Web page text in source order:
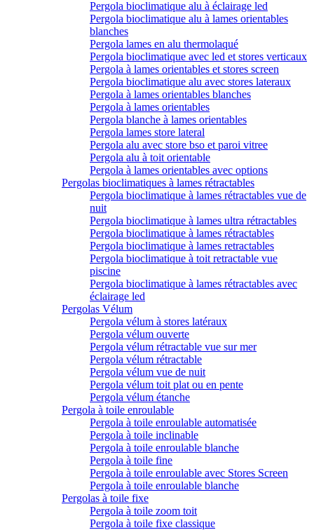
Pergola bioclimatique alu à éclairage led
Pergola bioclimatique alu à lames orientables
blanches
Pergola lames en alu thermolaqué
Pergola bioclimatique avec led et stores verticaux
Pergola à lames orientables et stores screen
Pergola bioclimatique alu avec stores lateraux
Pergola à lames orientables blanches
Pergola à lames orientables
Pergola blanche à lames orientables
Pergola lames store lateral
Pergola alu avec store bso et paroi vitree
Pergola alu à toit orientable
Pergola à lames orientables avec options
Pergolas bioclimatiques à lames rétractables
Pergola bioclimatique à lames rétractables vue de
nuit
Pergola bioclimatique à lames ultra rétractables
Pergola bioclimatique à lames rétractables
Pergola bioclimatique à lames retractables
Pergola bioclimatique à toit retractable vue
piscine
Pergola bioclimatique à lames rétractables avec
éclairage led
Pergolas Vélum
Pergola vélum à stores latéraux
Pergola vélum ouverte
Pergola vélum rétractable vue sur mer
Pergola vélum rétractable
Pergola vélum vue de nuit
Pergola vélum toit plat ou en pente
Pergola vélum étanche
Pergola à toile enroulable
Pergola à toile enroulable automatisée
Pergola à toile inclinable
Pergola à toile enroulable blanche
Pergola à toile fine
Pergola à toile enroulable avec Stores Screen
Pergola à toile enroulable blanche
Pergolas à toile fixe
Pergola à toile zoom toit
Pergola à toile fixe classique